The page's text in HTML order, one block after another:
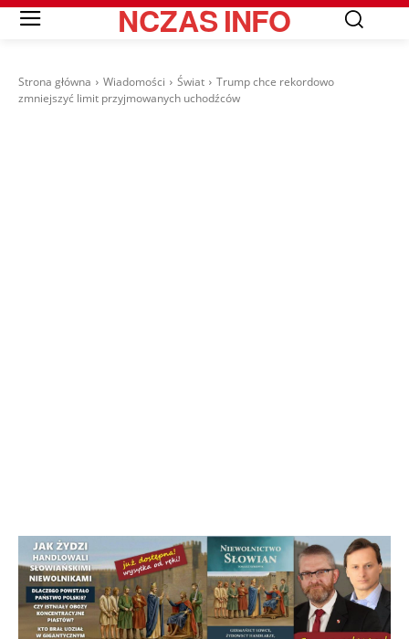
NCZASINFO
Strona główna Wiadomości Świat
Trump chce rekordowo
zmniejszyć limit przyjmowanych uchodźców